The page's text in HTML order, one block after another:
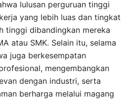
lulusan perguruan tinggi
yang lebih luas dan tingkat
tinggi dibandingkan mereka
atau SMK. Selain itu, selama
juga berkesempatan
mengembangkan
dengan industri, serta
berharga melalui magang